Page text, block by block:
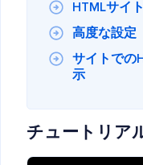
HTMLサイ
高度な設定
サイトでの
示
チュートリア